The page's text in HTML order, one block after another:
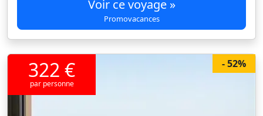
Voir ce voyage »
Promovacances
- 52%
322 €
par personne